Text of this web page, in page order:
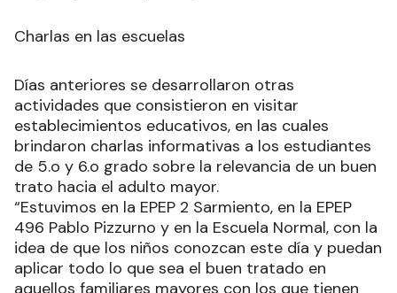
Charlas en las escuelas
Días anteriores se desarrollaron otras
actividades que consistieron en visitar
establecimientos educativos, en las cuales
brindaron charlas informativas a los estudiantes
de 5.o y 6.o grado sobre la relevancia de un buen
trato hacia el adulto mayor.
“Estuvimos en la EPEP 2 Sarmiento, en la EPEP
496 Pablo Pizzurno y en la Escuela Normal, con la
idea de que los niños conozcan este día y puedan
aplicar todo lo que sea el buen tratado en